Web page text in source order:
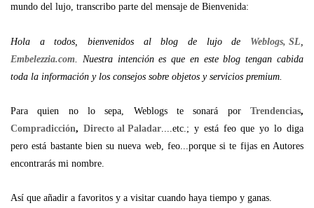
mundo del lujo, transcribo parte del mensaje de Bienvenida:
Hola a todos, bienvenidos al blog de lujo de Weblogs, SL
Embelezzia.com . Nuestra intención es que en este blog tengan cabida
toda la información y los consejos sobre objetos y servicios premium.
Para quien no lo sepa, Weblogs te sonará por Trendencias,
Compradicción, Directo al Paladar....etc.; y está feo que yo lo diga
pero está bastante bien su nueva web, feo...porque si te fijas en Autores
encontrarás mi nombre.
Así que añadir a favoritos y a visitar cuando haya tiempo y ganas.